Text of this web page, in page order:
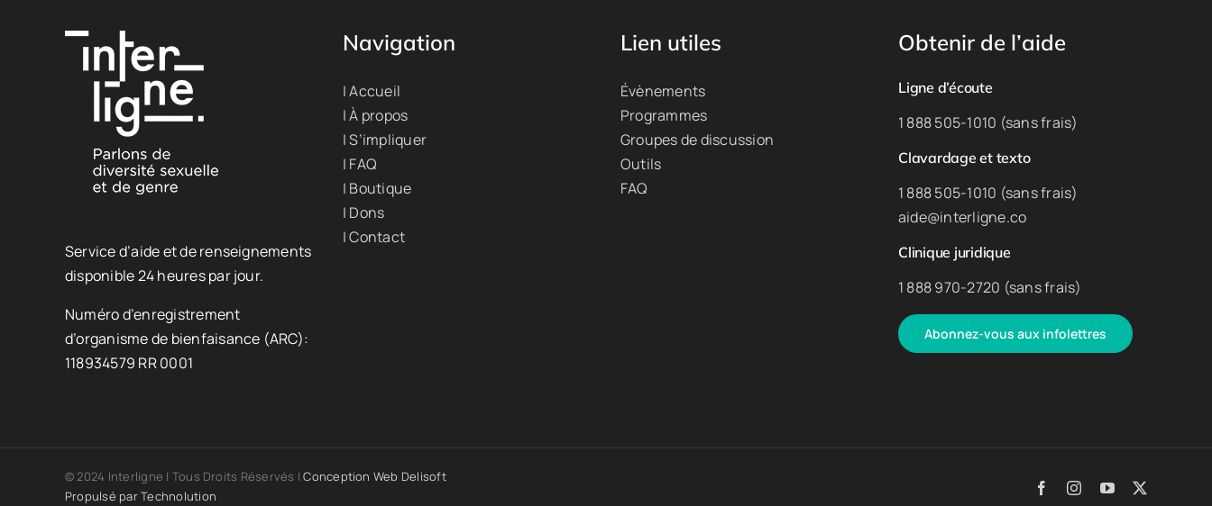
Service d’aide et de renseignements
disponible 24 heures par jour.
Numéro d’enregistrement
d’organisme de bienfaisance (ARC):
118934579 RR 0001
Navigation
| Accueil
| À propos
| S’impliquer
| FAQ
| Boutique
| Dons
| Contact
Lien utiles
Évènements
Programmes
Groupes de discussion
Outils
FAQ
Obtenir de l’aide
Ligne d’écoute
1 888 505-1010 (sans frais)
Clavardage et texto
1 888 505-1010 (sans frais)
aide@interligne.co
Clinique juridique
1 888 970-2720 (sans frais)
Abonnez-vous aux infolettres
© 2024 Interligne | Tous Droits Réservés |Conception Web Delisoft
Propulsé parTechnolution
FacebookInstagram
YouTube